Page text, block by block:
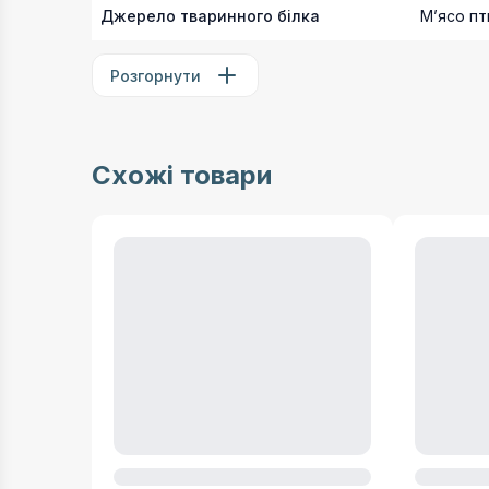
Джерело тваринного білка Мʼясо
Розгорнути
Схожі товари